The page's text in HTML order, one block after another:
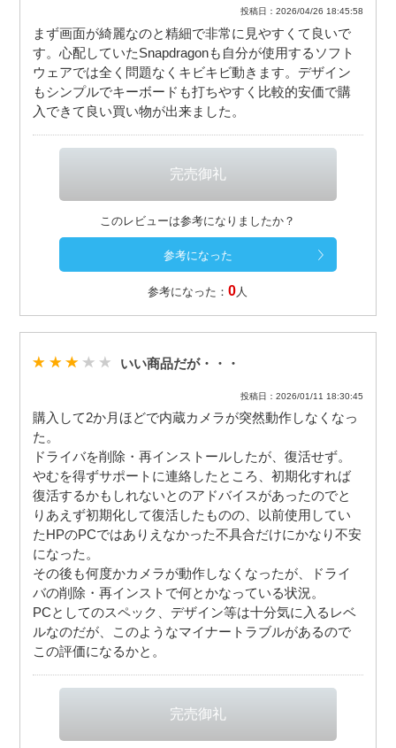
投稿日：2026/04/26 18:45:58
まず画面が綺麗なのと精細で非常に見やすくて良いで
す。心配していたSnapdragonも自分が使用するソフト
ウェアでは全く問題なくキビキビ動きます。デザイン
もシンプルでキーボードも打ちやすく比較的安価で購
入できて良い買い物が出来ました。
このレビューは参考になりましたか？
参考になった：0 人
いい商品だが・・・
投稿日：2026/01/11 18:30:45
購入して2か月ほどで内蔵カメラが突然動作しなくなっ
た。
ドライバを削除・再インストールしたが、復活せず。
やむを得ずサポートに連絡したところ、初期化すれば
復活するかもしれないとのアドバイスがあったのでと
りあえず初期化して復活したものの、以前使用してい
たHPのPCではありえなかった不具合だけにかなり不安
になった。
その後も何度かカメラが動作しなくなったが、ドライ
バの削除・再インストで何とかなっている状況。
PCとしてのスペック、デザイン等は十分気に入るレベ
ルなのだが、このようなマイナートラブルがあるので
この評価になるかと。